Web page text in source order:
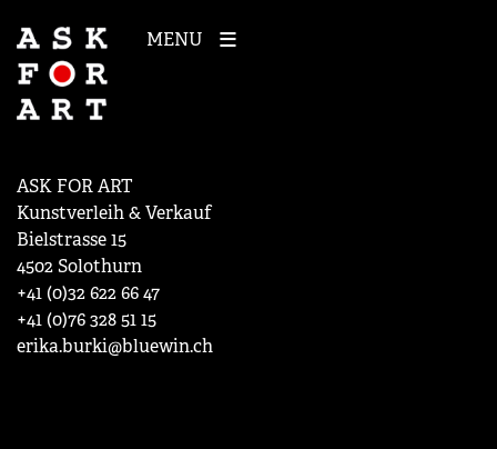
MENU
ASK FOR ART
Kunstverleih & Verkauf
Bielstrasse 15
4502 Solothurn
+41 (0)32 622 66 47
+41 (0)76 328 51 15
erika.burki@bluewin.ch